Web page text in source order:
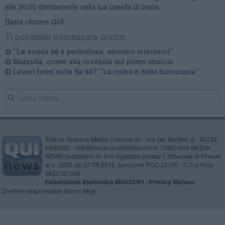
alle 20:00 direttamente nella tua casella di posta.
Basta cliccare QUI
Ti potrebbe interessare anche:
"La strada 68 è pericolosa, servono interventi"
Mazzolla, conto alla rovescia sul primo stralcio
Lavori fermi sulla Ss 68? "La colpa è della burocrazia"
Editore Toscana Media Channel srl - Via Dei Martelli, 8 - 50129
FIRENZE - info@toscanamediachannel.it. TOSCANA MEDIA
NEWS quotidiano on line registrato presso il Tribunale di Firenze
al n. 5935 del 27.09.2013. Iscrizione ROC 22105 - C.F. e P.Iva
0620787048
Fatturazione Elettronica M5UXCR1 | Privacy Nielsen
Direttore responsabile Marco Migli